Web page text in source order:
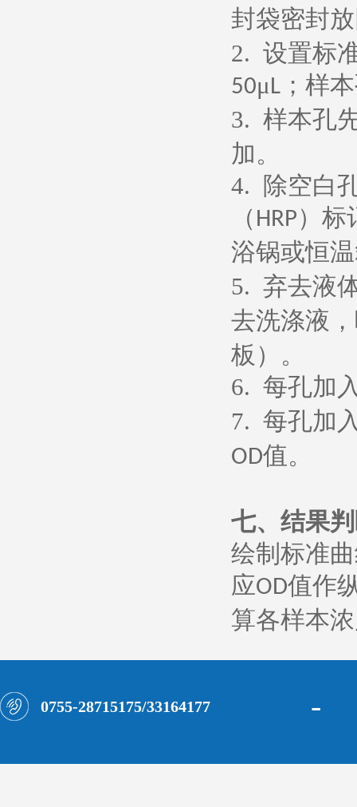
封袋密封
2. 设置标
50μL ；样
3. 样本孔
加。
4. 除空白
（ HRP）标
浴锅或恒
5. 弃去液
去洗涤液
板）。
6. 每孔加
7. 每孔加
OD值。
七、 结果
绘制标准
应OD值作
算各样本
0755-28715175/33164177 -